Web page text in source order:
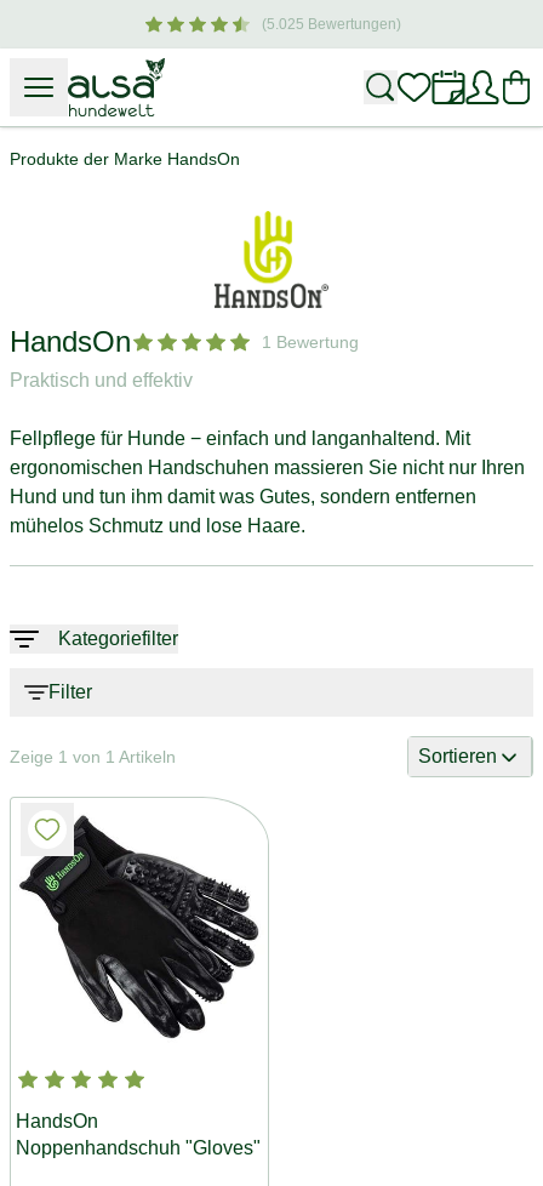
(5.025 Bewertungen)
Produkte der Marke HandsOn
HandsOn 1 Bewertung
Praktisch und effektiv
Fellpflege für Hunde − einfach und langanhaltend. Mit
ergonomischen Handschuhen massieren Sie nicht nur Ihren
Hund und tun ihm damit was Gutes, sondern entfernen
mühelos Schmutz und lose Haare.
Kategoriefilter
Filter
Zeige 1 von 1 Artikeln Sortieren
HandsOn
Noppenhandschuh "Gloves"